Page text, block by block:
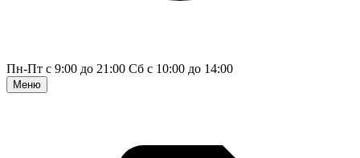
Пн-Пт с 9:00 до 21:00 Сб с 10:00 до 14:00
Меню